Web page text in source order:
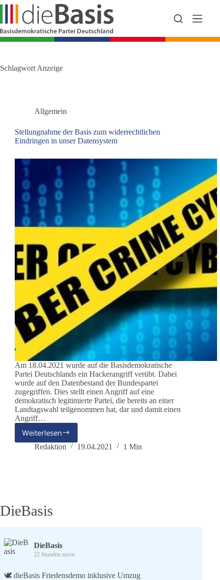
Zum
springen
Schlagwort Anzeige
Allgemein
Stellungnahme der Basis zum widerrechtlichen
Eindringen in unser Datensystem
Am 18.04.2021 wurde auf die Basisdemokratische
Partei Deutschlands ein Hackerangriff verübt. Dabei
wurde auf den Datenbestand der Bundespartei
zugegriffen. Dies stellt einen Angriff auf eine
demokratisch legitimierte Partei, die bereits an einer
Landtagswahl teilgenommen hat, dar und damit einen
Angriff…
WeiterlesenStellungnahme
der
unser
Datensystem
Redaktion 19.04.2021 1 Min
DieBasis
DieBasis
22 Stunden zuvor
🕊 dieBasis Friedensdemo inklusive Umzug